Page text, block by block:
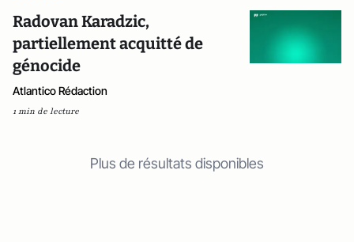
Radovan Karadzic,
partiellement acquitté de
génocide
Atlantico Rédaction
1 min de lecture
Plus de résultats disponibles